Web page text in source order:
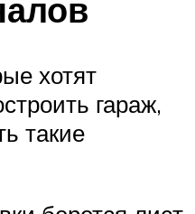
хотят
гараж,
такие